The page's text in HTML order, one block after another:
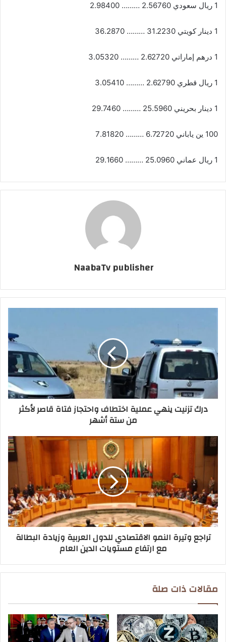
1 ريال سعودي 2.56760 ……… 2.98400
1 دينار كويتي 31.2230 ……… 36.2870
1 درهم إماراتي 2.62720 ……… 3.05320
1 ريال قطري 2.62790 ……… 3.05410
1 دينار بحريني 25.5960 ……… 29.7460
100 ين ياباني 6.72720 ……… 7.81820
1 ريال عماني 25.0960 ……… 29.1660
NaabaTv publisher
درك تزنيت ينهي عملية اختطاف واحتجاز فتاة قاصر لأكثر
من ستة أشهر
تراجع وتيرة النمو الاقتصادي للدول العربية وزيادة البطالة
مع ارتفاع مستويات الدين العام
مقالات ذات صلة